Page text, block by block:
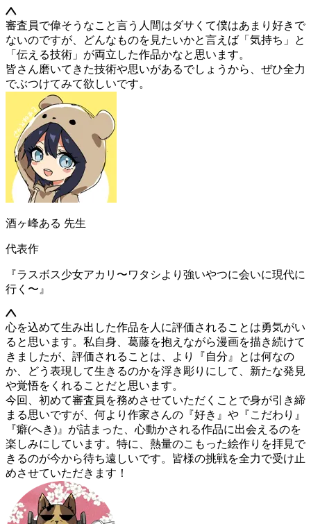
審査員で偉そうなこと言う人間はダサくて僕はあまり好きで
ないのですが、どんなものを見たいかと言えば「気持ち」と
「伝える技術」が両立した作品かなと思います。
皆さん磨いてきた技術や思いがあるでしょうから、ぜひ全力
でぶつけてみて欲しいです。
酒ヶ峰ある 先生
代表作
『ラスボス少女アカリ〜ワタシより強いやつに会いに現代に
行く〜』
心を込めて生み出した作品を人に評価されることは勇気がい
ると思います。私自身、葛藤を抱えながら漫画を描き続けて
きましたが、評価されることは、より『自分』とは何なの
か、どう表現して生きるのかを浮き彫りにして、新たな発見
や覚悟をくれることだと思います。
今回、初めて審査員を務めさせていただくことで身が引き締
まる思いですが、何より作家さんの『好き』や『こだわり』
『癖(へき)』が詰まった、心動かされる作品に出会えるのを
楽しみにしています。特に、熱量のこもった絵作りを拝見で
きるのが今から待ち遠しいです。皆様の挑戦を全力で受け止
めさせていただきます！